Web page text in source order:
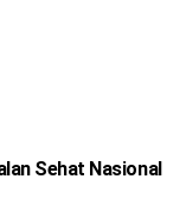
Sehat Nasional